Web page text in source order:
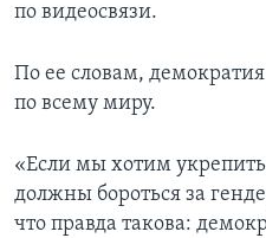
по видеосвязи.
По ее словам,
по всему миру.
«Если мы хотим
должны бороться за
что правда такова: